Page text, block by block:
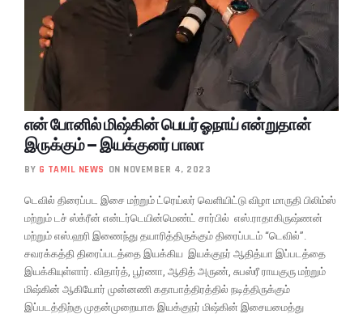
என் போனில் மிஷ்கின் பெயர் ஓநாய் என்றுதான்
இருக்கும் – இயக்குனர் பாலா
BY G TAMIL NEWS ON NOVEMBER 4, 2023
டெவில் திரைப்பட இசை மற்றும் ட்ரெய்லர் வெளியிட்டு விழா மாருதி பிலிம்ஸ்
மற்றும் டச் ஸ்க்ரீன் என்டர்டெயின்மெண்ட் சார்பில் எஸ்.ராதாகிருஷ்ணன்
மற்றும் எஸ்.ஹரி இணைந்து தயாரித்திருக்கும் திரைப்படம் “டெவில்”.
சவரக்கத்தி திரைப்படத்தை இயக்கிய இயக்குநர் ஆதித்யா இப்படத்தை
இயக்கியுள்ளார். விதார்த், பூர்ணா, ஆதித் அருண், சுபஸ்ரீ ராயகுரு மற்றும்
மிஷ்கின் ஆகியோர் முன்னணி கதாபாத்திரத்தில் நடித்திருக்கும்
இப்படத்திற்கு முதன்முறையாக இயக்குநர் மிஷ்கின் இசையமைத்து